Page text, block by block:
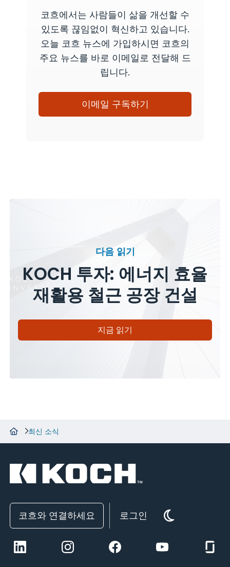
코흐에서는 사람들이 삶을 개선할 수
있도록 끊임없이 혁신하고 있습니다.
오늘 코흐 뉴스에 가입하시면 코흐의
주요 뉴스를 바로 이메일로 전달해 드
립니다.
이메일 구독하기
다음 읽기
KOCH 투자: 에너지 효율
재활용 철근 공장 건설
지금 읽기
최신 소식
코흐와 연결하세요 로그인